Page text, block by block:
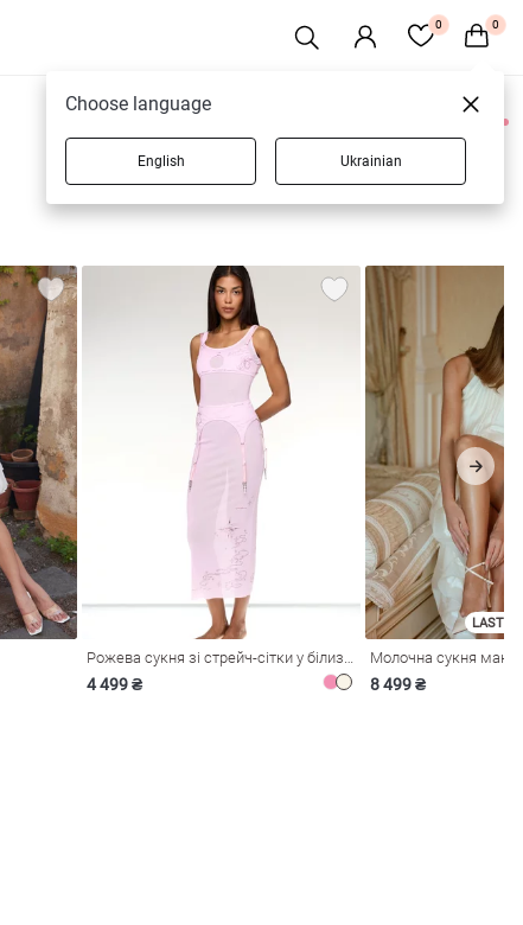
0 0
0 товарів
4 499 ₴
LAST
8 499 ₴
Choose language
English Ukrainian